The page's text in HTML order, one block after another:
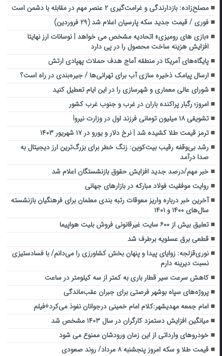
مصلح‌زاده: بازدارندگی و غرامت‌گیری ۲ عنصر مهم در مقابله با دشمن است
فوری / قیمت جدید سکه پارسیان اعلام شد (۲۹ فروردین)
«بازی های رومیزی» اتحادیه مشخص می خواهد | نوسانات ارز نهایتا
افزایش هزینه ساخت محصول را در پی دارد
پایگاه‌های آمریکا در منطقه آماج هدف حملات پهپادی ارتش
ارسال پیامک ذخیره‌ سازی آب برای تهرانی‌ها / جیره‌‎بندی در راه است؟
شورای عالی معماری و شهرسازی را در این ایام تعطیل کنید
امروز؛ رگبار پراکنده باران در غرب و جنوب غرب کشور
تشویقی ۱۸ میلیون تومانی فرزند اول در وزارت نیرو!
ترمز قیمت طلا کشیده شد | نرخ دلار و یورو در ۱۷ شهریور ۱۴۰۳
رشد بی‌وقفه رقیب بیت‌کوین: زنگ خطر برای بزرگ‌ترین ارز دیجیتال به
صدا درآمد
خبر مهم/درصد جدید افزایش حقوق بازنشستگان اعلام شد
روایت موفقیت فولاد مبارکه در بازارهای جهانی
آخرین خبر درباره واریز معوقات رتبه بندی معلمان برای فرهنگیان بازنشسته
سال‌های ۱۴۰۰ و ۱۴۰۱
تعلیق بیش از ۶۰۰ سایت غیرقانونی فروش بلیت هواپیما
قطعی برق عسلویه برطرف شد
نوری‌قزلجه: زوایای پیدا و پنهان بخش کشاورزی را می‌دانم/ با فسادستیزی
نسبت دیرینه دارم
کاهش سرعت سیر قطار باری به کمتر از سه کیلومتر در ساعت
پروژه‌های سپاه بوشهر فرصتی برای جبران عقب‌ماندگی‌
امام‌ جمعه مهدیشهر:کلام امام خمینی درجوانان نفوذ می‌کرد+فیلم
میانگین افزایش دستمزد کارگران در سال ۱۴۰۳ مشخص شد
خودروهای وارداتی از این زمان ورودشان ممنوع می شود
قیمت طلا و سکه امروز پنجشنبه ۸ مرداد/ روند صعودی